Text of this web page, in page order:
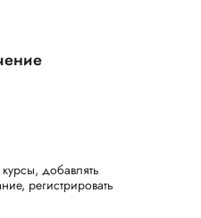
добавлять
регистрировать